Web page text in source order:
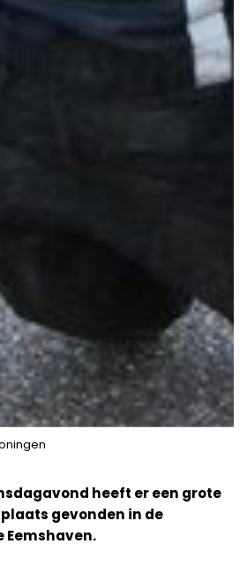
heeft er een grote
gevonden in de
Eemshaven.